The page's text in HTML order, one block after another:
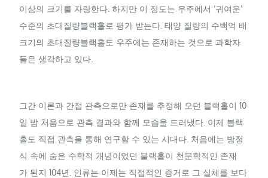
이상의 크기를 자랑한다. 하지만 이 정도는 우주에서 ‘귀여운’
수준의 초대질량블랙홀로 평가 받는다. 태양 질량의 수백억 배
크기의 초대질량블랙홀도 우주에는 존재하는 것으로 과학자
들은 생각하고 있다.
그간 이론과 간접 관측으로만 존재를 추정해 오던 블랙홀이 10
일 밤 처음으로 관측 결과와 함께 모습을 드러냈다. 이제 블랙
홀도 직접 관측을 통해 연구할 수 있는 시대다. 처음에는 방정
식 속에 숨은 수학적 개념이었던 블랙홀이 천문학적인 존재
가 된지 104년. 인류는 이제는 직접적인 증거로 그 실체를 보다